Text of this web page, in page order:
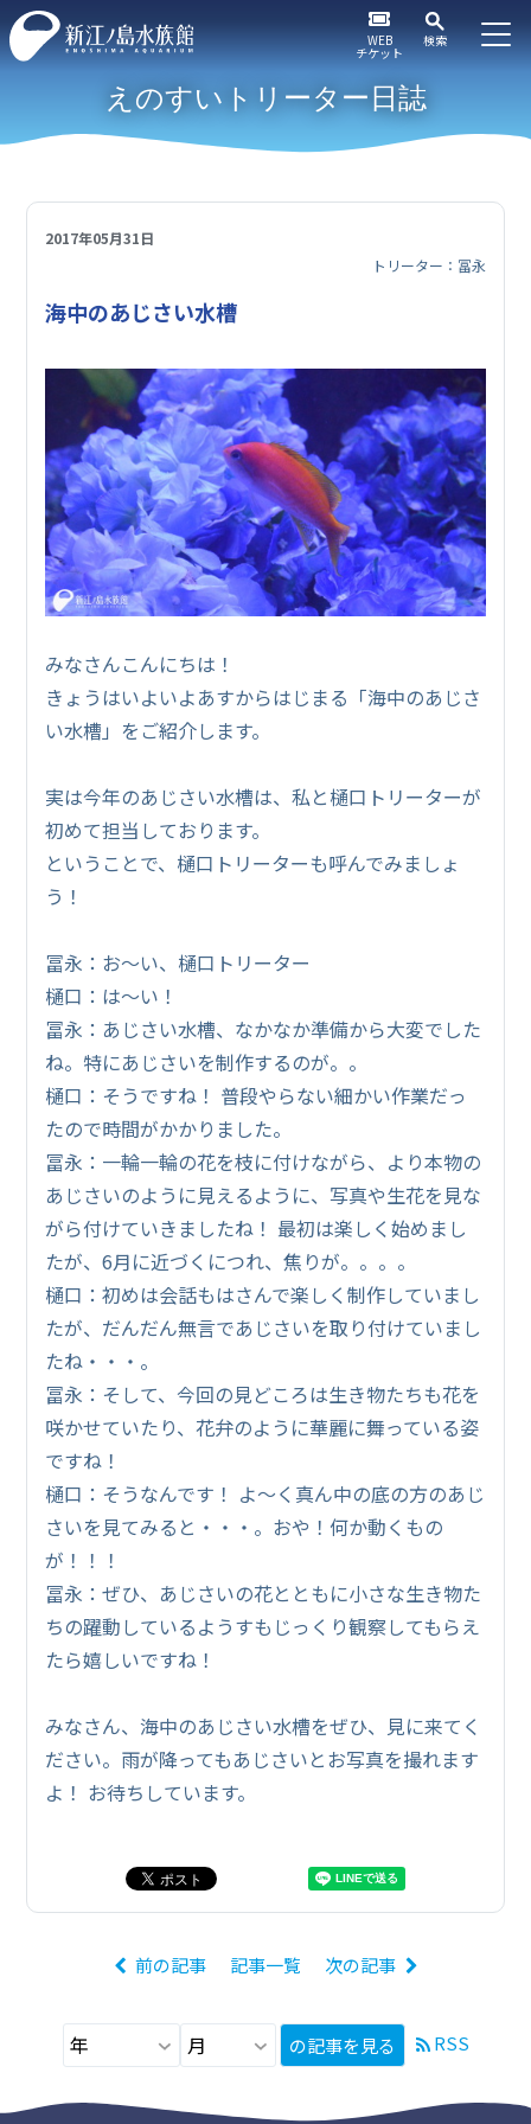
WEB
チケット
検索
えのすいトリーター日誌
2017年05月31日
トリーター：冨永
海中のあじさい水槽
みなさんこんにちは！
きょうはいよいよあすからはじまる「海中のあじさ
い水槽」をご紹介します。
実は今年のあじさい水槽は、私と樋口トリーターが
初めて担当しております。
ということで、樋口トリーターも呼んでみましょ
う！
冨永：お～い、樋口トリーター
樋口：は～い！
冨永：あじさい水槽、なかなか準備から大変でした
ね。特にあじさいを制作するのが。。
樋口：そうですね！ 普段やらない細かい作業だっ
たので時間がかかりました。
冨永：一輪一輪の花を枝に付けながら、より本物の
あじさいのように見えるように、写真や生花を見な
がら付けていきましたね！ 最初は楽しく始めまし
たが、6月に近づくにつれ、焦りが。。。。
樋口：初めは会話もはさんで楽しく制作していまし
たが、だんだん無言であじさいを取り付けていまし
たね・・・。
冨永：そして、今回の見どころは生き物たちも花を
咲かせていたり、花弁のように華麗に舞っている姿
ですね！
樋口：そうなんです！ よ～く真ん中の底の方のあじ
さいを見てみると・・・。おや！何か動くもの
が！！！
冨永：ぜひ、あじさいの花とともに小さな生き物た
ちの躍動しているようすもじっくり観察してもらえ
たら嬉しいですね！
みなさん、海中のあじさい水槽をぜひ、見に来てく
ださい。雨が降ってもあじさいとお写真を撮れます
よ！ お待ちしています。
前の記事 記事一覧 次の記事
の記事を見る RSS